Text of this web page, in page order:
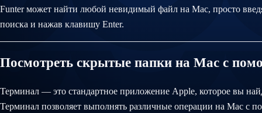
Funter может найти любой невидимый файл на Mac, просто
поиска и нажав клавишу Enter.
Посмотреть скрытые папки на Mac с
Терминал — это стандартное приложение Apple, которое вы
Терминал позволяет выполнять различные операции на Mac с